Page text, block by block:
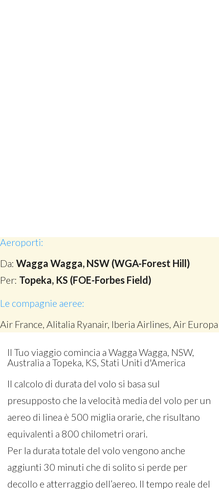
Aeroporti:
Da: Wagga Wagga, NSW (WGA-Forest Hill)
Per: Topeka, KS (FOE-Forbes Field)
Le compagnie aeree:
Air France, Alitalia Ryanair, Iberia Airlines, Air Europa
Il Tuo viaggio comincia a Wagga Wagga, NSW,
Australia a Topeka, KS, Stati Uniti d'America
Il calcolo di durata del volo si basa sul
presupposto che la velocità media del volo per un
aereo di linea è 500 miglia orarie, che risultano
equivalenti a 800 chilometri orari.
Per la durata totale del volo vengono anche
aggiunti 30 minuti che di solito si perde per
decollo e atterraggio dell’aereo. Il tempo reale del